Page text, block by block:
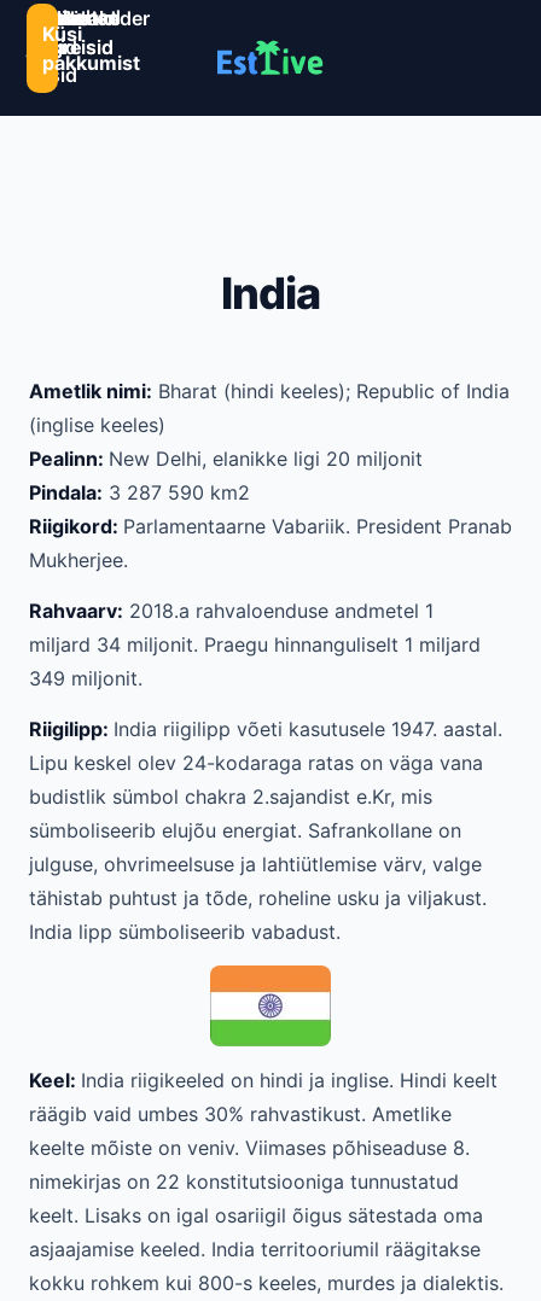
Sihtkohad
reisid
Estlive
ringreisid
Goa
reisid
Premio
ringreisid
Reisikalender
Järelmaks
Kontaktid
Küsi
pakkumist
India
Ametlik nimi: Bharat (hindi keeles); Republic of India
(inglise keeles)
Pealinn: New Delhi, elanikke ligi 20 miljonit
Pindala: 3 287 590 km2
Riigikord: Parlamentaarne Vabariik. President Pranab
Mukherjee.
Rahvaarv: 2018.a rahvaloenduse andmetel 1
miljard 34 miljonit. Praegu hinnanguliselt 1 miljard
349 miljonit.
Riigilipp: India riigilipp võeti kasutusele 1947. aastal.
Lipu keskel olev 24-kodaraga ratas on väga vana
budistlik sümbol chakra 2.sajandist e.Kr, mis
sümboliseerib elujõu energiat. Safrankollane on
julguse, ohvrimeelsuse ja lahtiütlemise värv, valge
tähistab puhtust ja tõde, roheline usku ja viljakust.
India lipp sümboliseerib vabadust.
Keel: India riigikeeled on hindi ja inglise. Hindi keelt
räägib vaid umbes 30% rahvastikust. Ametlike
keelte mõiste on veniv. Viimases põhiseaduse 8.
nimekirjas on 22 konstitutsiooniga tunnustatud
keelt. Lisaks on igal osariigil õigus sätestada oma
asjaajamise keeled. India territooriumil räägitakse
kokku rohkem kui 800-s keeles, murdes ja dialektis.